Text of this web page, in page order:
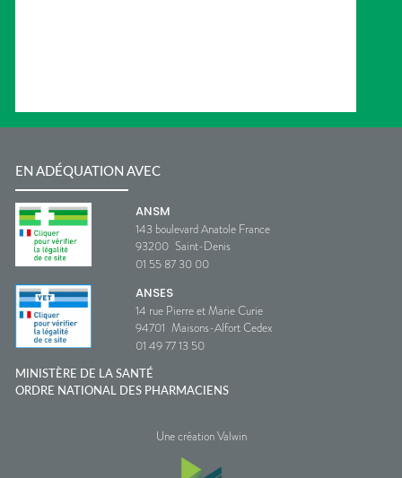
EN ADÉQUATION AVEC
ANSM
143 boulevard Anatole France
93200 Saint-Denis
01 55 87 30 00
ANSES
14 rue Pierre et Marie Curie
94701 Maisons-Alfort Cedex
01 49 77 13 50
MINISTÈRE DE LA SANTÉ
ORDRE NATIONAL DES PHARMACIENS
Une création Valwin